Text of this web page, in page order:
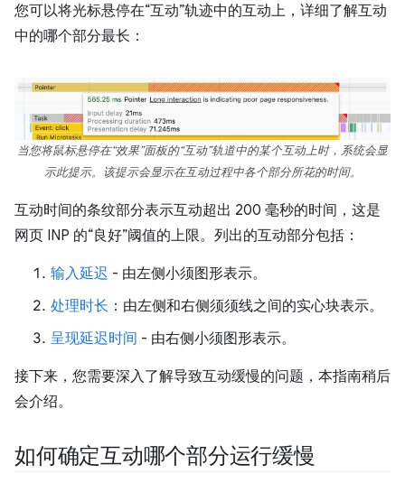
您可以将光标悬停在“互动”轨迹中的互动上，详细了解互动
中的哪个部分最长：
当您将鼠标悬停在“效果”面板的“互动”轨道中的某个互动上时，系统会显
示此提示。该提示会显示在互动过程中各个部分所花的时间。
互动时间的条纹部分表示互动超出 200 毫秒的时间，这是
网页 INP 的“良好”阈值的上限。列出的互动部分包括：
输入延迟 - 由左侧小须图形表示。
处理时长 ：由左侧和右侧须须线之间的实心块表示。
呈现延迟时间 - 由右侧小须图形表示。
接下来，您需要深入了解导致互动缓慢的问题，本指南稍后
会介绍。
如何确定互动哪个部分运行缓慢